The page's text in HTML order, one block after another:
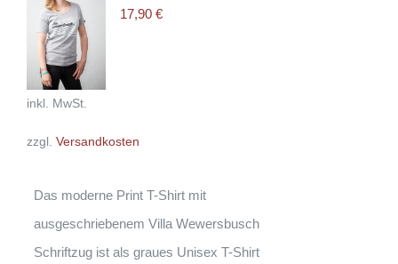
AUSFÜHRUNG
WÄHLEN
DIESES
PRODUKT
WEIST
MEHRERE
VARIANTEN
OPTIONEN
DER
GEWÄHLT
WERDEN
/
DETAILS
17,90 €
inkl. MwSt.
zzgl. Versandkosten
Das moderne Print T-Shirt mit
ausgeschriebenem Villa Wewersbusch
Schriftzug ist als graues Unisex T-Shirt